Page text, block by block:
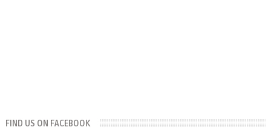
FIND US ON FACEBOOK